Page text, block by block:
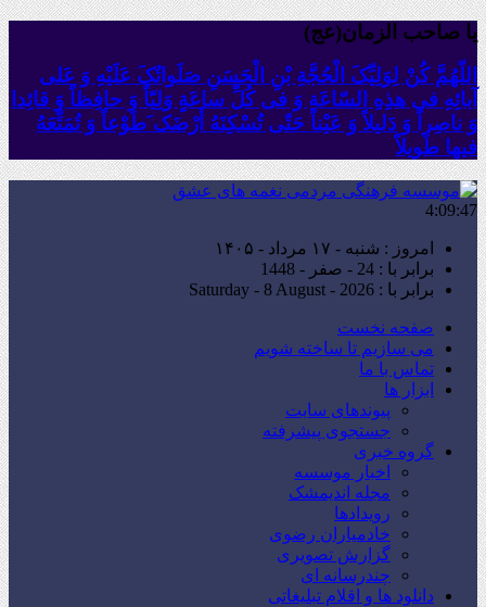
یا صاحب الزمان(عج)
اللّهُمَّ کُنْ لِوَلِیِّکَ الْحُجَّةِ بْنِ الْحَسَنِ صَلَواتُکَ عَلَیْهِ وَ عَلى
آبائِهِ فی هذِهِ السّاعَةِ وَ فی کُلِّ ساعَةٍ وَلِیّاً وَ حافِظاً وَ قائِدا
‏وَ ناصِراً وَ دَلیلاً وَ عَیْناً حَتّى تُسْکِنَهُ أَرْضَک َطَوْعاً وَ تُمَتِّعَهُ
فیها طَویلاً
4:09:49
امروز : شنبه - ۱۷ مرداد - ۱۴۰۵
برابر با : 24 - صفر - 1448
برابر با : Saturday - 8 August - 2026
صفحه نخست
می سازیم تا ساخته شویم
تماس با ما
ابزار ها
پیوندهای سایت
جستجوی پیشرفته
گروه خبری
اخبار موسسه
مجله اندیمشک
رویدادها
خادمیاران رضوی
گزارش تصویری
چندرسانه ای
دانلود ها و اقلام تبلیغاتی